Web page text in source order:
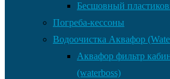
Бесшовный
Погреба-кессоны
Водоочистка Аквафор
Аквафор фильтр
(waterboss)